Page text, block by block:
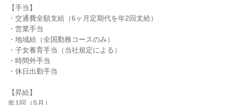
【手当】
・交通費全額支給（6ヶ月定期代を年2回支給）
・営業手当
・地域給（全国勤務コースのみ）
・子女養育手当（当社規定による）
・時間外手当
・休日出勤手当
【昇給】
年1回（5月）